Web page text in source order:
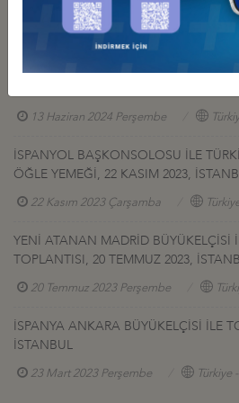
29 Mayıs 2025 Perşembe
DEİK, İSPANYA-TÜRKİYE İŞ
13 Haziran 2024 Perşembe
İSPANYOL BAŞKONSOLOSU İLE
ÖĞLE YEMEĞİ, 22 KASIM 2023,
22 Kasım 2023 Çarşamba
YENİ ATANAN MADRİD BÜYÜKELÇİSİ
TOPLANTISI, 20 TEMMUZ 2023,
20 Temmuz 2023 Perşembe
İSPANYA ANKARA BÜYÜKELÇİSİ İLE
İSTANBUL
23 Mart 2023 Perşembe Türkiye